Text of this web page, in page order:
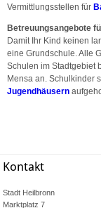
Vermittlungsstellen für
Betreuungsangebote
Damit Ihr Kind keinen
eine Grundschule. Alle
Schulen im Stadtgebiet
Mensa an. Schulkinder
Jugendhäusern
Kontakt
Stadt Heilbronn
Marktplatz 7